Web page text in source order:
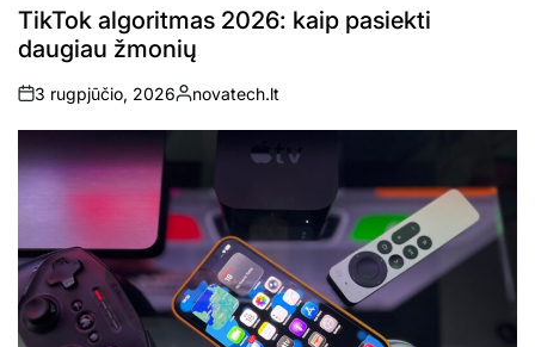
IN
TikTok algoritmas 2026: kaip pasiekti
daugiau žmonių
on
3 rugpjūčio, 2026
Posted
by
novatech.lt